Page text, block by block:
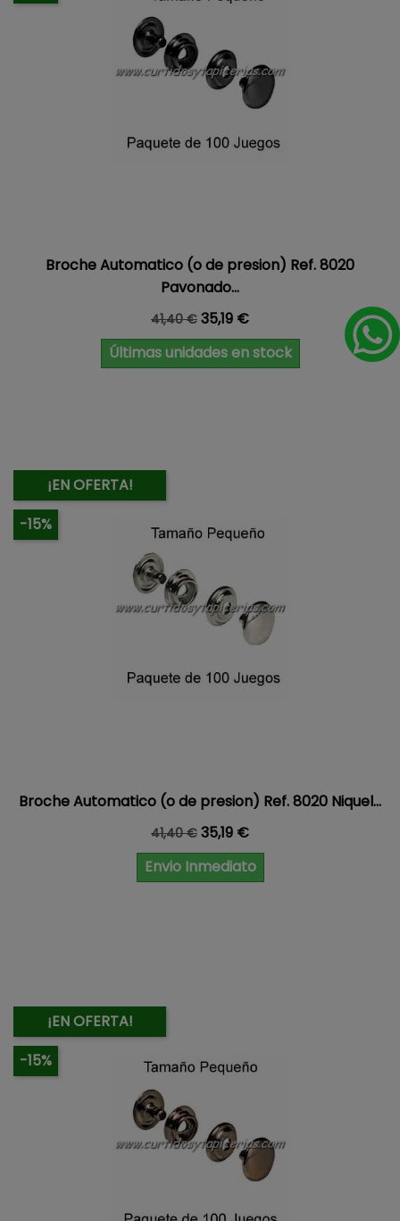
Broche Automatico (o de presion) Ref. 8020
Pavonado...
Precio base
41,40 € Precio
35,19 €
Últimas unidades en stock
¡EN OFERTA!
-15%
Broche Automatico (o de presion) Ref. 8020 Niquel...
Precio base
41,40 € Precio
35,19 €
Envio Inmediato
¡EN OFERTA!
-15%